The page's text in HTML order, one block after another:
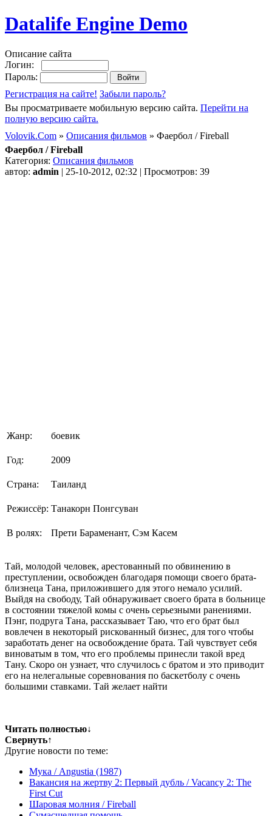
Datalife Engine Demo
Описание сайта
Логин:
Пароль:
Регистрация на сайте! Забыли пароль?
Вы просматриваете мобильную версию сайта. Перейти на
полную версию сайта.
Volovik.Com » Описания фильмов » Фаербол / Fireball
Фаербол / Fireball
Категория: Описания фильмов
автор: admin | 25-10-2012, 02:32 | Просмотров: 39
Жанр: боевик
Год: 2009
Страна: Таиланд
Режиссёр: Танакорн Понгсуван
В ролях: Прети Бараменант, Сэм Касем
Тай, молодой человек, арестованный по обвинению в
преступлении, освобожден благодаря помощи своего брата-
близнеца Тана, приложившего для этого немало усилий.
Выйдя на свободу, Тай обнаруживает своего брата в больнице
в состоянии тяжелой комы с очень серьезными ранениями.
Пэнг, подруга Тана, рассказывает Таю, что его брат был
вовлечен в некоторый рискованный бизнес, для того чтобы
заработать денег на освобождение брата. Тай чувствует себя
виноватым в том, что его проблемы принесли такой вред
Тану. Скоро он узнает, что случилось с братом и это приводит
его на нелегальные соревнования по баскетболу с очень
большими ставками. Тай желает найти
Читать полностью↓
Свернуть↑
Другие новости по теме:
Мука / Angustia (1987)
Вакансия на жертву 2: Первый дубль / Vacancy 2: The
First Cut
Шаровая молния / Fireball